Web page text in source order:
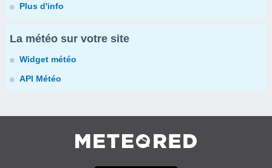
Plus d'info
La météo sur votre site
Widget météo
API Météo